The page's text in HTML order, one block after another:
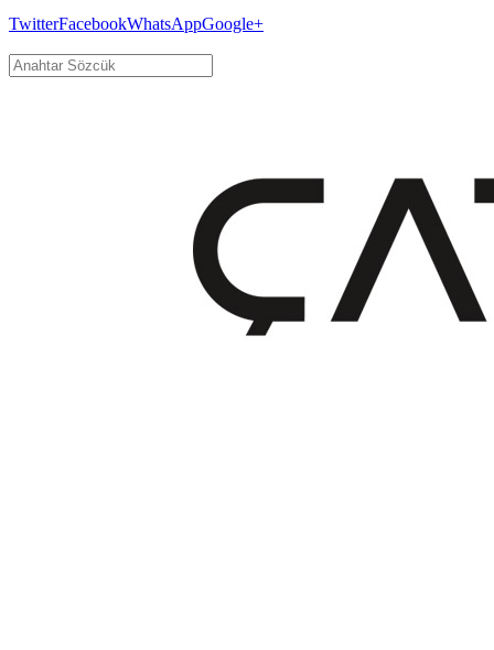
TwitterFacebookWhatsAppGoogle+